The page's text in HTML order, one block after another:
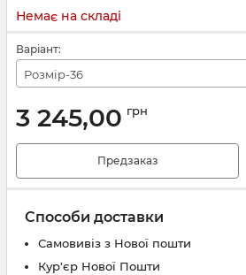
Немає на складі
Варіант:
Розмір-36
3 245,00 грн
Предзаказ
Способи доставки
Самовивіз з Нової пошти
Кур'єр Нової Пошти